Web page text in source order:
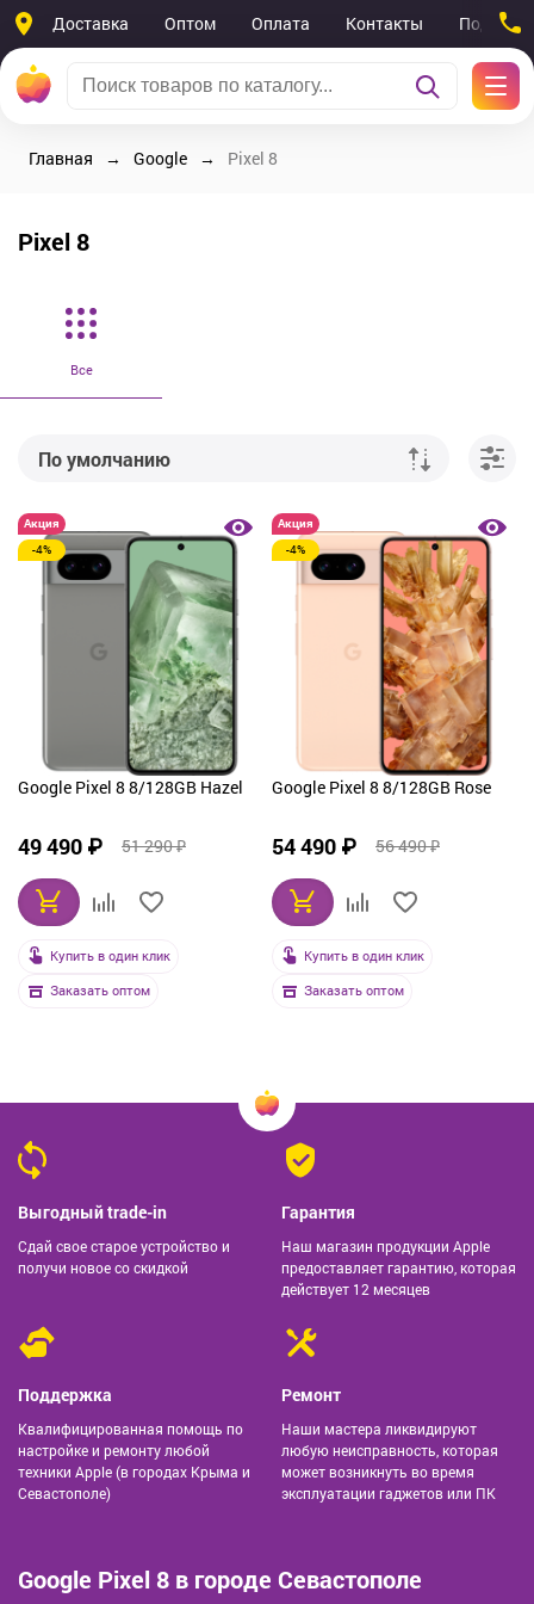
Доставка Оптом Оплата Контакты
Главная Google Pixel 8
Pixel 8
Все
По умолчанию
От дешевых к дорогим
От дорогих к дешевым
По рейтингу
По названию
Акция
-4%
Google Pixel 8 8/128GB Hazel
49 490 ₽ 51 290 ₽
Купить в один клик
Заказать оптом
Акция
-4%
Google Pixel 8 8/128GB Rose
54 490 ₽ 56 490 ₽
Купить в один клик
Заказать оптом
Выгодный trade-in
Сдай свое старое устройство и
получи новое со скидкой
Гарантия
Наш магазин продукции Apple
предоставляет гарантию, которая
действует 12 месяцев
Поддержка
Квалифицированная помощь по
настройке и ремонту любой
техники Apple (в городах Крыма и
Севастополе)
Ремонт
Наши мастера ликвидируют
любую неисправность, которая
может возникнуть во время
эксплуатации гаджетов или ПК
Google Pixel 8 в городе Севастополе